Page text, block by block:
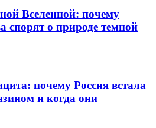
Вселенной: почему
спорят о природе темной
почему Россия встала
и когда они